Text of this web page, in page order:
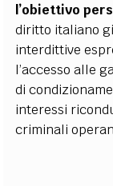
l’obiettivo
diritto italiano
interdittive
l’accesso alle
di
interessi
criminali